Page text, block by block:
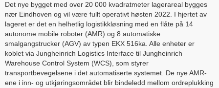
Det nye bygget med over 20 000 kvadratmeter lagerareal bygges
nær Eindhoven og vil være fullt operativt høsten 2022. I hjertet av
lageret er det en helhetlig logistikkløsning med en flåte på 14
autonome mobile roboter (AMR) og 8 automatiske
smalgangstrucker (AGV) av typen EKX 516ka. Alle enheter er
koblet via Jungheinrich Logistics Interface til Jungheinrich
Warehouse Control System (WCS), som styrer
transportbevegelsene i det automatiserte systemet. De nye AMR-
ene i inn- og utkjøringsområdet blir bindeledd mellom ordreplukking